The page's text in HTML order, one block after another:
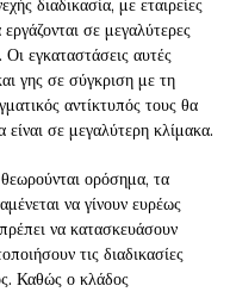
διαδικασία, με εταιρείες
σε μεγαλύτερες
εγκαταστάσεις αυτές
γης σε σύγκριση με τη
αντίκτυπός τους θα
σε μεγαλύτερη κλίμακα.
ορόσημα, τα
να γίνουν ευρέως
να κατασκευάσουν
τις διαδικασίες
Καθώς ο κλάδος